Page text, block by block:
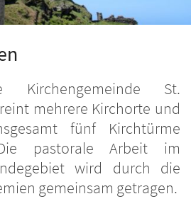
Kirchengemeinde St.
mehrere Kirchorte und
fünf Kirchtürme
pastorale Arbeit im
wird durch die
gemeinsam getragen.